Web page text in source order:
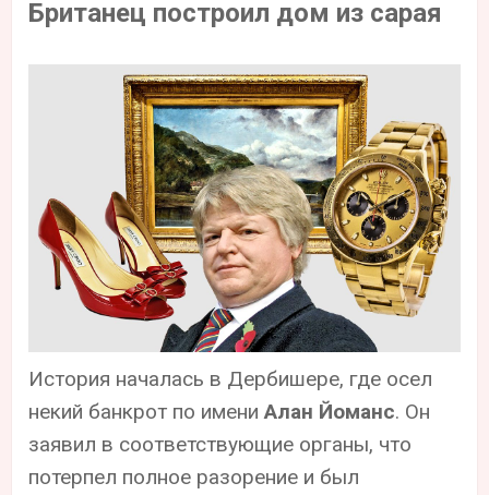
Британец построил дом из сарая
История началась в Дербишере, где осел
некий банкрот по имениАлан Йоманс. Он
заявил в соответствующие органы, что
потерпел полное разорение и был